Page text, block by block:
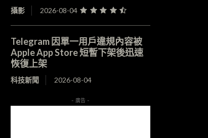
攝影 2026-08-04
Telegram 因單一用戶違規內容被
Apple App Store 短暫下架後迅速
恢復上架
科技新聞 2026-08-04
- 廣告 -